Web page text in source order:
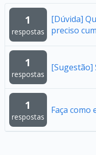
1
respostas
[Dúvida]
preciso
1
respostas
[Sugestão]
1
respostas
Faça como